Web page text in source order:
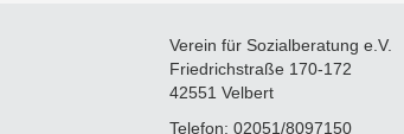
Verein für Sozialberatung e.V.
Friedrichstraße 170-172
42551 Velbert
Telefon: 02051/8097150